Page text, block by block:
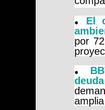
●
El
por
●